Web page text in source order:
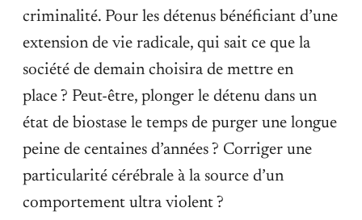
criminalité. Pour les détenus bénéficiant d’une
extension de vie radicale, qui sait ce que la
société de demain choisira de mettre en
place ? Peut-être, plonger le détenu dans un
état de biostase le temps de purger une longue
peine de centaines d’années ? Corriger une
particularité cérébrale à la source d’un
comportement ultra violent ?